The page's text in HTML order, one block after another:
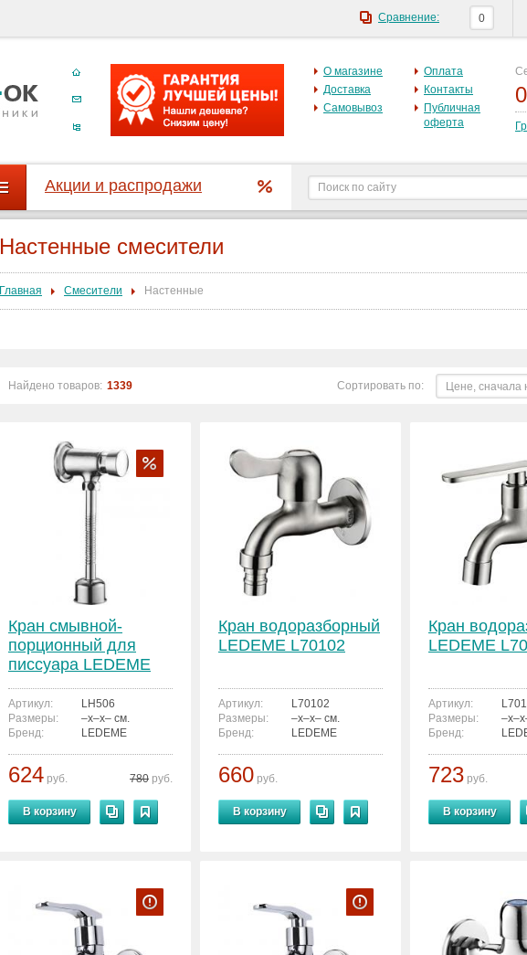
О магазине
Доставка
Самовывоз
Оплата
Контакты
Публичная
оферта
Акции и распродажи
Настенные смесители
Главная Смесители Настенные
Найдено товаров: 1339 Сортировать по: Цене, сначала
Кран смывной-
порционный для
писсуара LEDEME
LH506
Артикул:
LH506
Размеры:
–x–x– см.
Бренд:
LEDEME
624 руб. 780 руб.
В корзину
Кран водоразборный
LEDEME L70102
Артикул:
L70102
Размеры:
–x–x– см.
Бренд:
LEDEME
660 руб.
В корзину
Кран
LEDEME
Артикул:
Размеры:
Бренд:
723 руб.
В корзину
Сравнение: 0